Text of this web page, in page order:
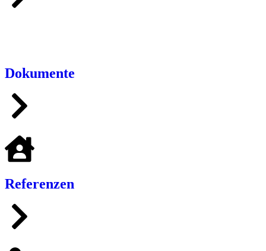
Dokumente
Referenzen